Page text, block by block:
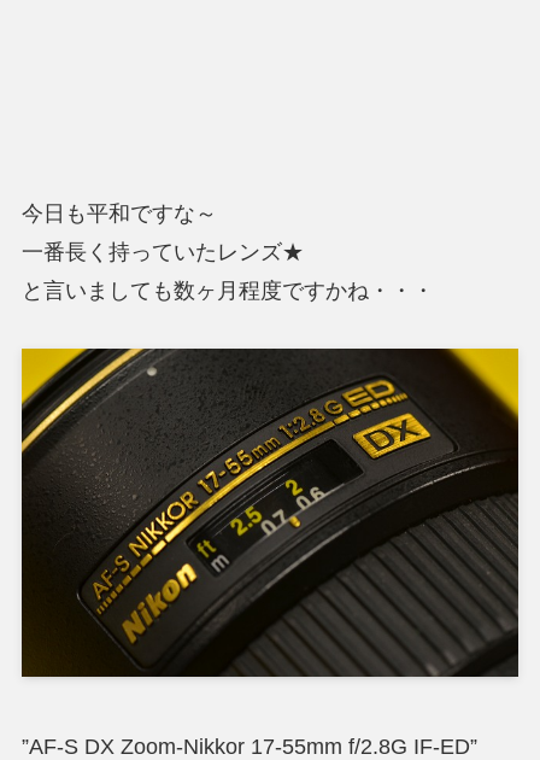
今日も平和ですな～
一番長く持っていたレンズ★
と言いましても数ヶ月程度ですかね・・・
”AF-S DX Zoom-Nikkor 17-55mm f/2.8G IF-ED”